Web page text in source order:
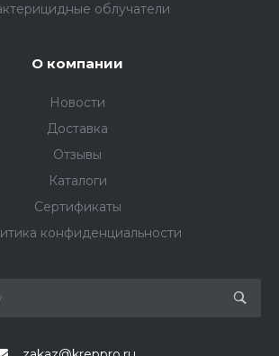
облучатели
О компании
Новости
Доставка
Отзывы
Каталоги
Сертификаты
конфиденциальности